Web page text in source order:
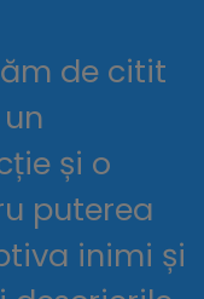
de citit
și o
puterea
inimi și